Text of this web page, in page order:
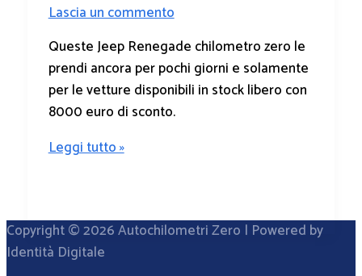
Lascia un commento
Queste Jeep Renegade chilometro zero le
prendi ancora per pochi giorni e solamente
per le vetture disponibili in stock libero con
8000 euro di sconto.
Leggi tutto »
Copyright © 2026Autochilometri Zero | Powered by
Identità Digitale